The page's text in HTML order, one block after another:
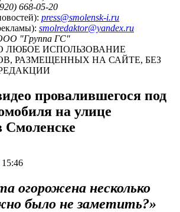
668-05-20
press@smolensk-i.ru
smolredaktor@yandex.ru
"Группа ГС"
ЛЮБОЕ ИСПОЛЬЗОВАНИЕ
РАЗМЕЩЕННЫХ НА САЙТЕ, БЕЗ
провалившегося под
на улице
Смоленске
15:46
огорожена несколько
было не заметить?»